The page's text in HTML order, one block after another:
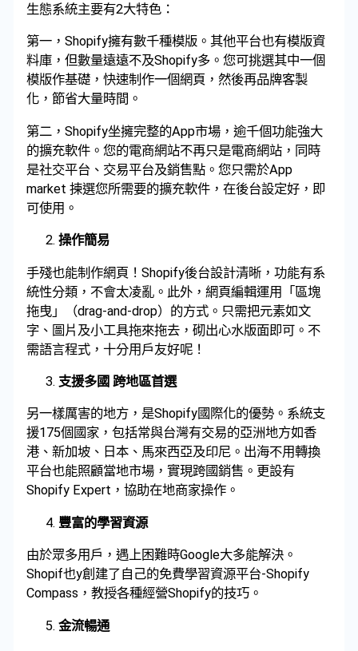
生態系統主要有2大特色：
第一，Shopify擁有數千種模版。其他平台也有模版資
料庫，但數量遠遠不及Shopify多。您可挑選其中一個
模版作基礎，快速制作一個網頁，然後再品牌客製
化，節省大量時間。
第二，Shopify坐擁完整的App市場，逾千個功能強大
的擴充軟件。您的電商網站不再只是電商網站，同時
是社交平台、交易平台及銷售點。您只需於App
market 揀選您所需要的擴充軟件，在後台設定好，即
可使用。
操作簡易
手殘也能制作網頁！Shopify後台設計清晰，功能有系
統性分類，不會太凌亂。此外，網頁編輯運用「區塊
拖曳」（drag-and-drop）的方式。只需把元素如文
字、圖片及小工具拖來拖去，砌出心水版面即可。不
需語言程式，十分用戶友好呢！
支援多國 跨地區首選
另一樣厲害的地方，是Shopify國際化的優勢。系統支
援175個國家，包括常與台灣有交易的亞洲地方如香
港、新加坡、日本、馬來西亞及印尼。出海不用轉換
平台也能照顧當地市場，實現跨國銷售。更設有
Shopify Expert，協助在地商家操作。
豐富的學習資源
由於眾多用戶，遇上困難時Google大多能解決。
Shopif也y創建了自己的免費學習資源平台-Shopify
Compass，教授各種經營Shopify的技巧。
金流暢通